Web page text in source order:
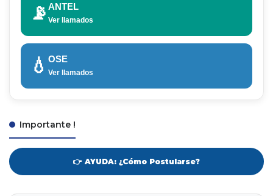
📡 ANTEL
Ver llamados
💧 OSE
Ver llamados
Importante !
👉 AYUDA: ¿Cómo Postularse?